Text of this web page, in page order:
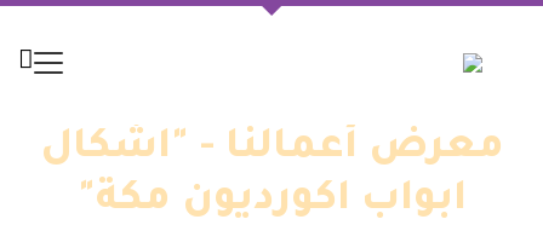
معرض أعمالنا - "اشكال
ابواب اكورديون مكة"